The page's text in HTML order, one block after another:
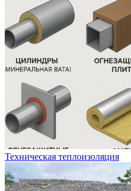
Техническая теплоизоляция